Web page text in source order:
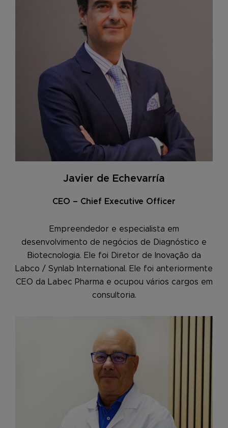
Javier de Echevarría
CEO – Chief Executive Officer
Empreendedor e especialista em
desenvolvimento de negócios de Diagnóstico e
Biotecnologia. Ele foi Diretor de Inovação da
Labco / Synlab International. Ele foi anteriormente
CEO da Labec Pharma e ocupou vários cargos em
consultoria.